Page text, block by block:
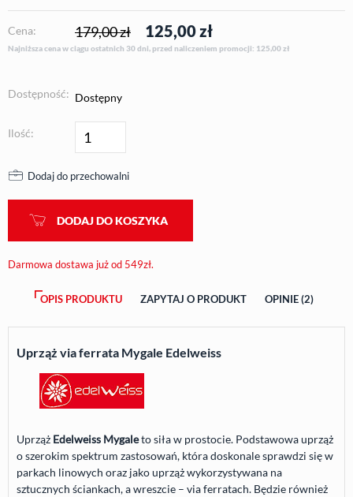
Cena: 179,00 zł 125,00 zł
Najniższa cena w ciągu ostatnich 30 dni, przed naliczeniem promocji: 125,00zł
Dostępność: Dostępny
Ilość:
Dodaj do przechowalni
DODAJ DO KOSZYKA
Darmowa dostawa już od 549zł.
OPIS PRODUKTU ZAPYTAJ O PRODUKT OPINIE (2)
Uprząż via ferrata Mygale Edelweiss
Uprząż Edelweiss Mygaleto siła w prostocie. Podstawowa uprząż
o szerokim spektrum zastosowań, która doskonale sprawdzi się w
parkach linowych oraz jako uprząż wykorzystywana na
sztucznych ściankach, a wreszcie – via ferratach. Będzie również